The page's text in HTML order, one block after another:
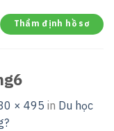
Thẩm định hồ sơ
× 495 in Du học